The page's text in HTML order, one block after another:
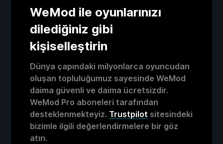
WeMod ile oyunlarınızı
dilediğiniz gibi
kişiselleştirin
Dünya çapındaki milyonlarca oyuncudan
oluşan topluluğumuz sayesinde WeMod
daima güvenli ve daima ücretsizdir.
WeMod Pro aboneleri tarafından
desteklenmekteyiz. Trustpilot sitesindeki
bizimle ilgili değerlendirmelere bir göz
atın.